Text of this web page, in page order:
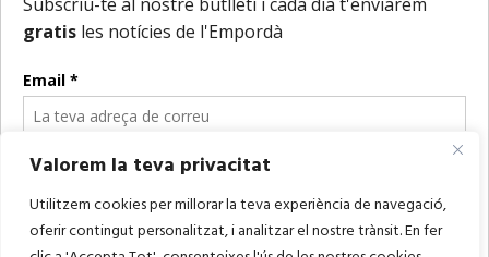
Valorem la teva privacitat
Utilitzem cookies per millorar la teva experiència de navegació,
oferir contingut personalitzat, i analitzar el nostre trànsit. En fer